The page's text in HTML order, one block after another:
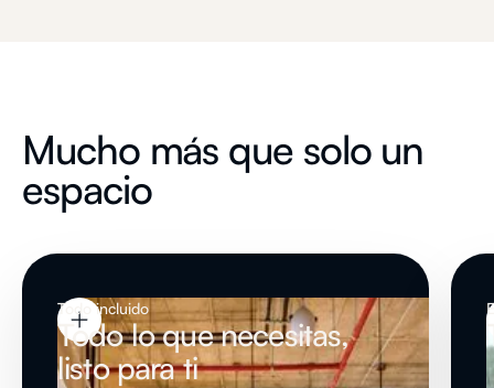
Mucho más que solo un
espacio
Todo incluido
Todo lo que necesitas,
listo para ti